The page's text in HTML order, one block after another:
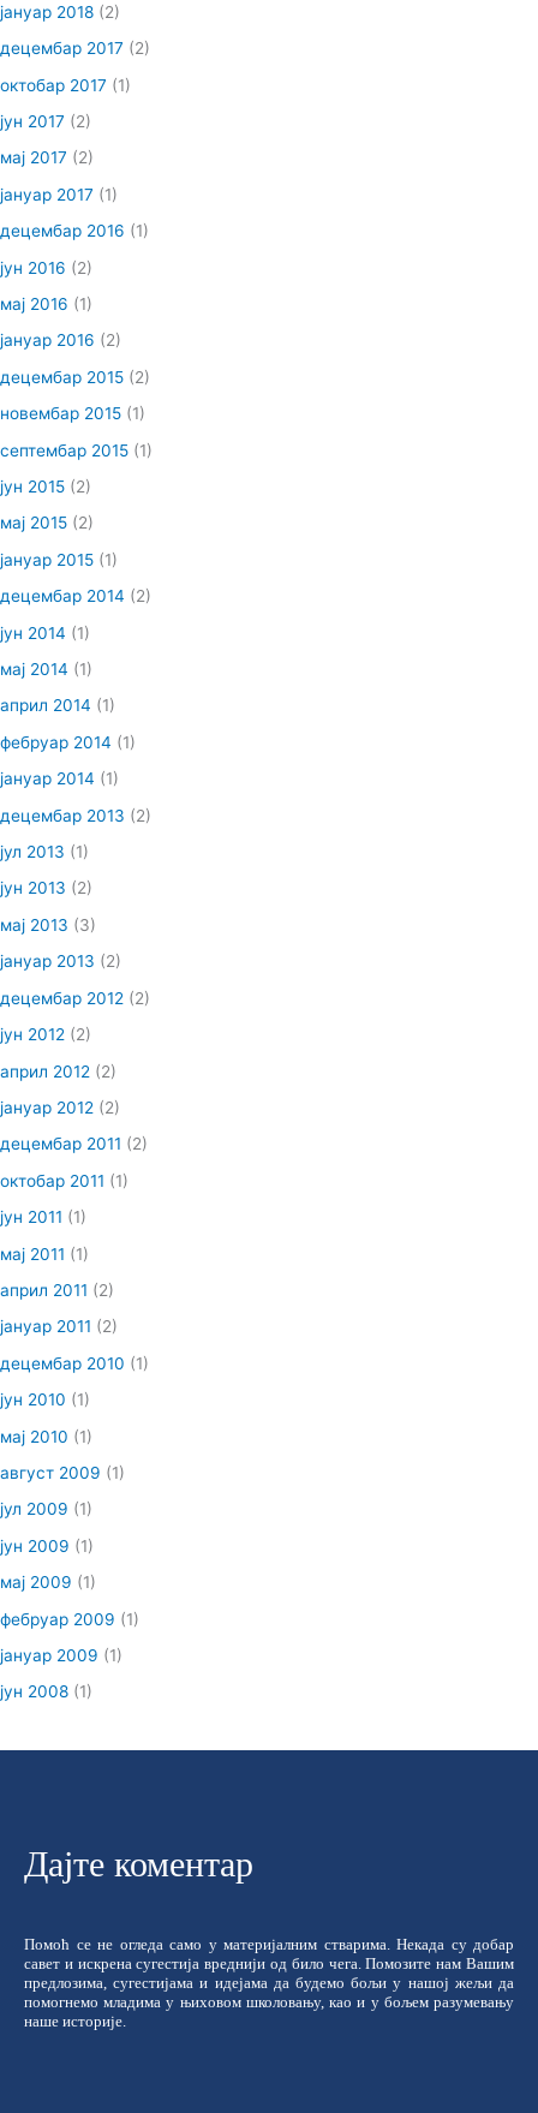
јануар 2018 (2)
децембар 2017 (2)
октобар 2017 (1)
јун 2017 (2)
мај 2017 (2)
јануар 2017 (1)
децембар 2016 (1)
јун 2016 (2)
мај 2016 (1)
јануар 2016 (2)
децембар 2015 (2)
новембар 2015 (1)
септембар 2015 (1)
јун 2015 (2)
мај 2015 (2)
јануар 2015 (1)
децембар 2014 (2)
јун 2014 (1)
мај 2014 (1)
април 2014 (1)
фебруар 2014 (1)
јануар 2014 (1)
децембар 2013 (2)
јул 2013 (1)
јун 2013 (2)
мај 2013 (3)
јануар 2013 (2)
децембар 2012 (2)
јун 2012 (2)
април 2012 (2)
јануар 2012 (2)
децембар 2011 (2)
октобар 2011 (1)
јун 2011 (1)
мај 2011 (1)
април 2011 (2)
јануар 2011 (2)
децембар 2010 (1)
јун 2010 (1)
мај 2010 (1)
август 2009 (1)
јул 2009 (1)
јун 2009 (1)
мај 2009 (1)
фебруар 2009 (1)
јануар 2009 (1)
јун 2008 (1)
Дајте коментар
Помоћ се не огледа само у материјалним стварима. Некада су добар
савет и искрена сугестија вреднији од било чега. Помозите нам Вашим
предлозима, сугестијама и идејама да будемо бољи у нашој жељи да
помогнемо младима у њиховом школовању, као и у бољем разумевању
наше историје.